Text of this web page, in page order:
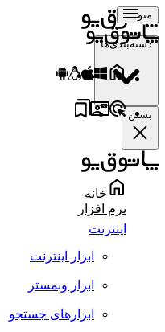
منو
دسته‌بندی‌ها
بستن
خانه
نرم افزار
اینترنت
ابزار اینترنت
ابزار وبمستر
ابزارهای جستجو